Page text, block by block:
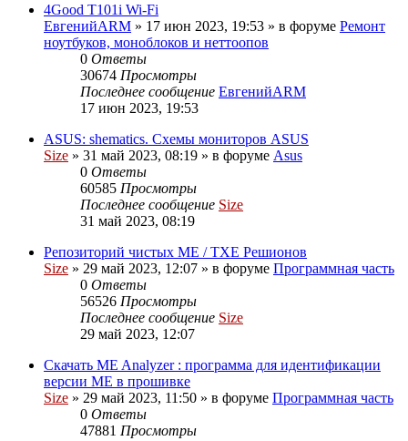
4Good T101i Wi-Fi
ЕвгенийARM » 17 июн 2023, 19:53 » в форуме Ремонт
ноутбуков, моноблоков и неттоопов
0 Ответы
30674 Просмотры
Последнее сообщение ЕвгенийARM
17 июн 2023, 19:53
ASUS: shematics. Схемы мониторов ASUS
Size » 31 май 2023, 08:19 » в форуме Asus
0 Ответы
60585 Просмотры
Последнее сообщение Size
31 май 2023, 08:19
Репозиторий чистых ME / TXE Решионов
Size » 29 май 2023, 12:07 » в форуме Программная часть
0 Ответы
56526 Просмотры
Последнее сообщение Size
29 май 2023, 12:07
Скачать ME Analyzer : программа для идентификации
версии ME в прошивке
Size » 29 май 2023, 11:50 » в форуме Программная часть
0 Ответы
47881 Просмотры